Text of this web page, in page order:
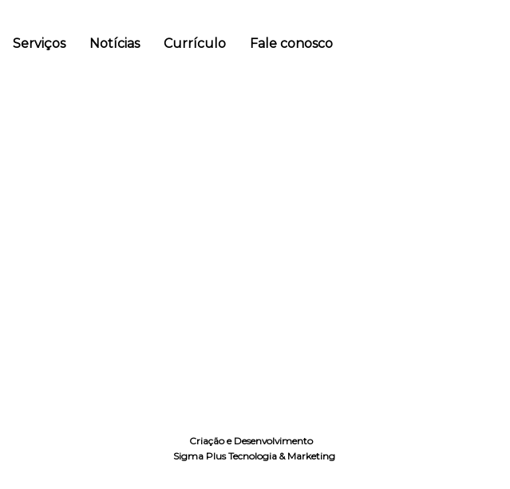
Serviços Notícias Currículo Fale conosco
Criação e Desenvolvimento
Sigma Plus Tecnologia & Marketing